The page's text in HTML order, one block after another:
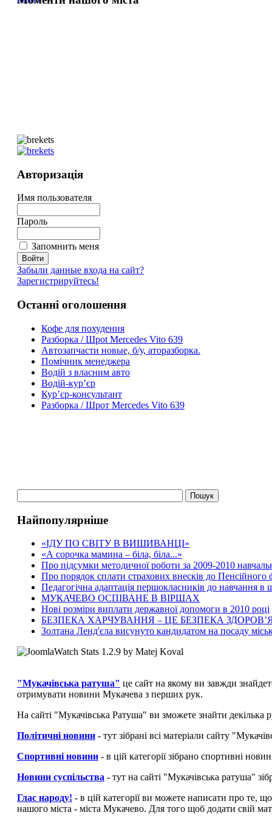
Авторизація
Имя пользователя
Пароль
Запомнить меня
Забыли данные входа на сайт?
Зарегистрируйтесь!
Останні оголошення
Кофе для похудения
Разборка / Шроt Mercedes Vito 639
Автoзапчасти нoвые, б/у, атoразборка.
Помічник менеджера
Водій з власним авто
Водій-кур’єр
Кур’єр-консультант
Разборка / Шрот Mercedes Vito 639
Найпопулярніше
«ІДУ ПО СВІТУ В ВИШИВАНЦІ»
«А сорочка мамина – біла, біла...»
Про підсумки методичної роботи за 2009-2010
Про порядок сплати страхових внесків до
Педагогічна адаптація першокласників до навчання в
МУКАЧЕВО ОСПІВАНЕ В ВІРШАХ
Нові розміри виплати державної допомоги в 2010 році
БЕЗПЕКА ХАРЧУВАННЯ – ЦЕ БЕЗПЕКА
Золтана Ленд'єла висунуто кандидатом на посаду
"Мукачівська ратуша" це сайт на якому ви завжди
отримувати новини Мукачева з перших рук.
На сайті "Мукачівська Ратуша" ви зможете знайти декілька
Політичні новини- тут зібрані всі матеріали сайту
Спортивні новини- в цій категорії зібрано спортивні
Новини суспільства - тут на сайті "Мукачівська ратуша"
Глас народу! - в цій категорії ви можете написати про те,
нашого міста - міста Мукачево. Для того щоб додати свій